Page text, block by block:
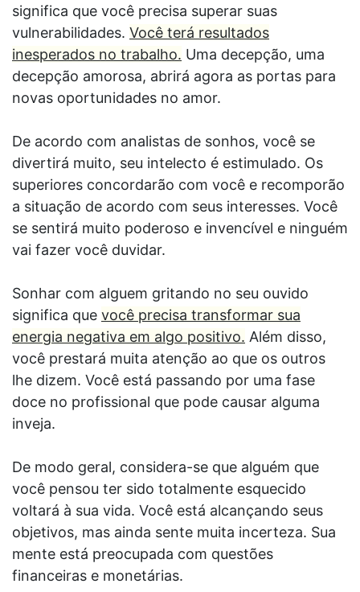
significa que você precisa superar suas
vulnerabilidades. Você terá resultados
inesperados no trabalho. Uma decepção, uma
decepção amorosa, abrirá agora as portas para
novas oportunidades no amor.
De acordo com analistas de sonhos, você se
divertirá muito, seu intelecto é estimulado. Os
superiores concordarão com você e recomporão
a situação de acordo com seus interesses. Você
se sentirá muito poderoso e invencível e ninguém
vai fazer você duvidar.
Sonhar com alguem gritando no seu ouvido
significa que você precisa transformar sua
energia negativa em algo positivo. Além disso,
você prestará muita atenção ao que os outros
lhe dizem. Você está passando por uma fase
doce no profissional que pode causar alguma
inveja.
De modo geral, considera-se que alguém que
você pensou ter sido totalmente esquecido
voltará à sua vida. Você está alcançando seus
objetivos, mas ainda sente muita incerteza. Sua
mente está preocupada com questões
financeiras e monetárias.